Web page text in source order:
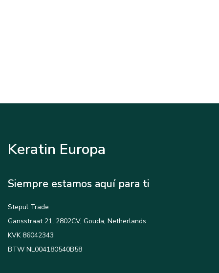
Keratin Europa
Siempre estamos aquí para ti
Stepul Trade
Gansstraat 21, 2802CV, Gouda, Netherlands
KVK 86042343
BTW NL004180540B58